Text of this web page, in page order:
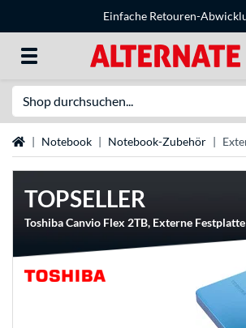
Einfache Retouren-
StartseiteNotebook Notebook-Zubehör
TOPSELLER
Toshiba Canvio Flex 2TB, Externe Festplatte